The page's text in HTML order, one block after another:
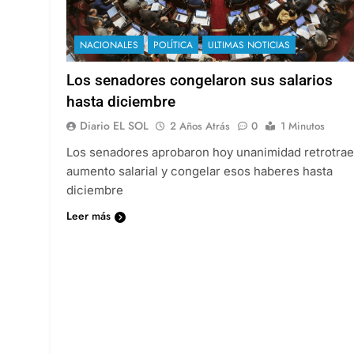
NACIONALES POLÍTICA ULTIMAS NOTICIAS
Los senadores congelaron sus salarios
hasta diciembre
Diario EL SOL 2 Años Atrás 0
1 Minutos
Los senadores aprobaron hoy unanimidad
aumento salarial y congelar esos haberes hasta
diciembre
Leer más